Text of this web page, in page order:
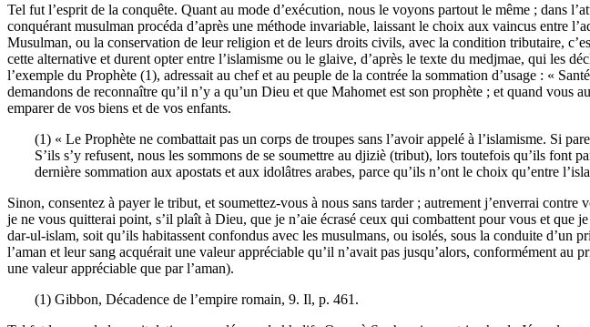
Tel fut l’esprit de la conquête. Quant au mode d’exécution, nous le voyons partout le même ; dans
conquérant musulman procéda d’après une méthode invariable, laissant le choix aux vaincus entre
Musulman, ou la conservation de leur religion et de leurs droits civils, avec la condition tributaire,
cette alternative et durent opter entre l’islamisme ou le glaive, d’après le texte du medjmae, qui les
l’exemple du Prophète (1), adressait au chef et au peuple de la contrée la sommation d’usage : «
demandons de reconnaître qu’il n’y a qu’un Dieu et que Mahomet est son prophète ; et quand
emparer de vos biens et de vos enfants.
(1) « Le Prophète ne combattait pas un corps de troupes sans l’avoir appelé à l’islamisme. Si
S’ils s’y refusent, nous les sommons de se soumettre au djiziè (tribut), lors toutefois qu’ils font
dernière sommation aux apostats et aux idolâtres arabes, parce qu’ils n’ont le choix qu’entre
Sinon, consentez à payer le tribut, et soumettez-vous à nous sans tarder ; autrement j’enverrai
je ne vous quitterai point, s’il plaît à Dieu, que je n’aie écrasé ceux qui combattent pour vous et que
dar-ul-islam, soit qu’ils habitassent confondus avec les musulmans, ou isolés, sous la conduite d’un
l’aman et leur sang acquérait une valeur appréciable qu’il n’avait pas jusqu’alors, conformément
une valeur appréciable que par l’aman).
(1) Gibbon, Décadence de l’empire romain, 9. Il, p. 461.